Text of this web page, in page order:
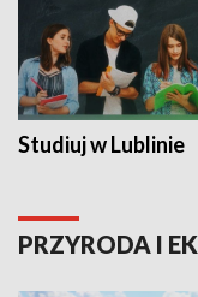
Studiuj w Lublinie
PRZYRODA I